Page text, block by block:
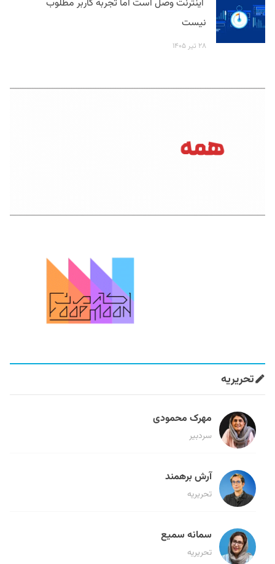
اینترنت وصل است اما تجربه کاربر مطلوب
نیست
۲۸ تیر ۱۴۰۵
تحریریه
مهرک محمودی
سردبیر
آرش برهمند
تحریریه
سمانه سمیع
تحریریه